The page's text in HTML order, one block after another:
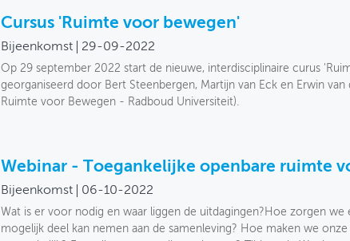
Cursus 'Ruimte voor bewegen'
Bijeenkomst 29-09-2022
Op 29 september 2022 start de nieuwe, interdisciplinaire curus
georganiseerd door Bert Steenbergen, Martijn van Eck en Erwin
Ruimte voor Bewegen - Radboud Universiteit).
Webinar - Toegankelijke openbare ruimte
Bijeenkomst 06-10-2022
Wat is er voor nodig en waar liggen de uitdagingen?Hoe zorgen
mogelijk deel kan nemen aan de samenleving? Hoe maken we